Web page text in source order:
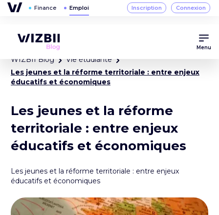
Menu
WIZBII Blog
Vie étudiante
Les jeunes et la réforme territoriale : entre enjeux
éducatifs et économiques
Les jeunes et la réforme
territoriale : entre enjeux
éducatifs et économiques
Les jeunes et la réforme territoriale : entre enjeux
éducatifs et économiques